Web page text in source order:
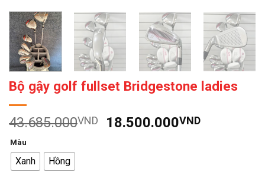
Bộ gậy golf fullset Bridgestone ladies
43.685.000VND
Giá
18.500.000VNDGiá
Màu
Xanh Hồng